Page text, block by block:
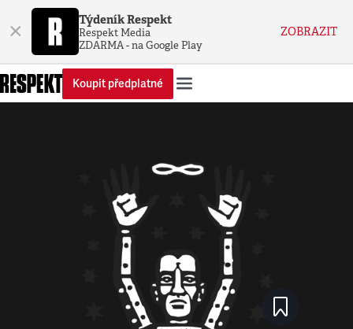
× Týdeník Respekt
Respekt Media
ZDARMA - na Google Play
ZOBRAZIT
Koupit předplatné